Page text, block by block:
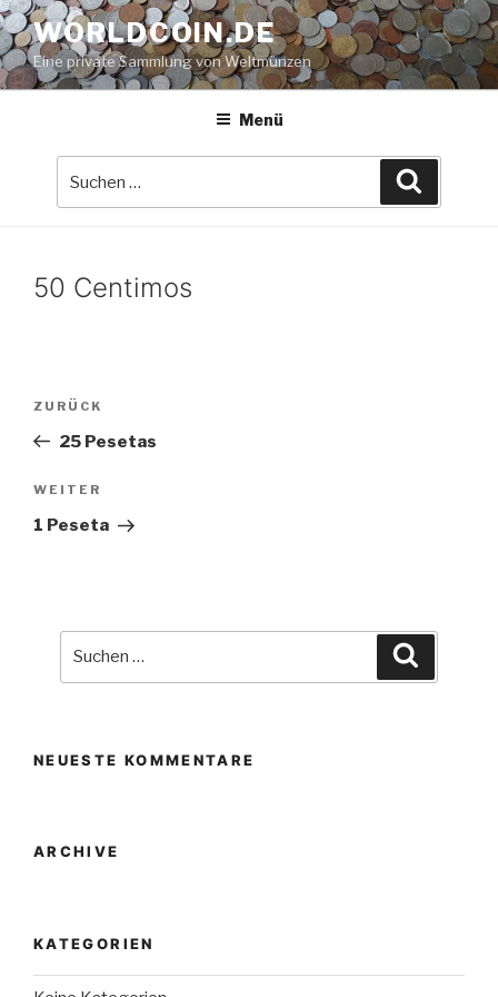
Zum
Inhalt
springen
WORLDCOIN.DE
Eine private Sammlung von Weltmünzen
Menü
50 Centimos
Beitrags-
Vorheriger
Beitrag
ZURÜCK
25 Pesetas
Nächster
Beitrag
WEITER
1 Peseta
NEUESTE KOMMENTARE
ARCHIVE
KATEGORIEN